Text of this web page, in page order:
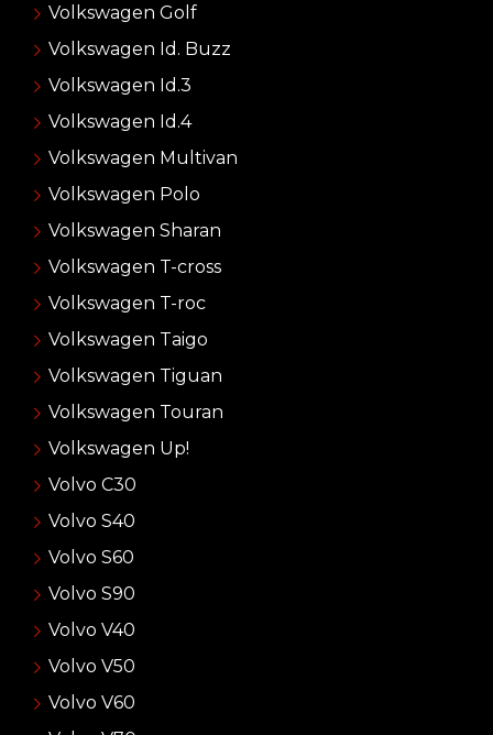
Volkswagen Golf
Volkswagen Id. Buzz
Volkswagen Id.3
Volkswagen Id.4
Volkswagen Multivan
Volkswagen Polo
Volkswagen Sharan
Volkswagen T-cross
Volkswagen T-roc
Volkswagen Taigo
Volkswagen Tiguan
Volkswagen Touran
Volkswagen Up!
Volvo C30
Volvo S40
Volvo S60
Volvo S90
Volvo V40
Volvo V50
Volvo V60